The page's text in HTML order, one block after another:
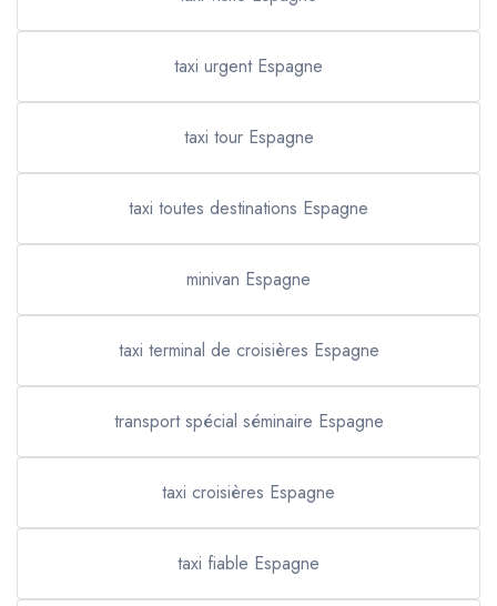
taxi urgent Espagne
taxi tour Espagne
taxi toutes destinations Espagne
minivan Espagne
taxi terminal de croisières Espagne
transport spécial séminaire Espagne
taxi croisières Espagne
taxi fiable Espagne